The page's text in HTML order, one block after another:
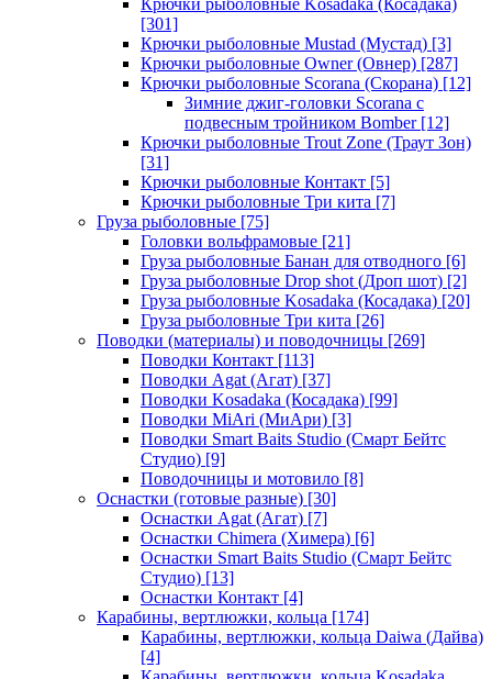
Крючки рыболовные Kosadaka (Косадака)
[301]
Крючки рыболовные Mustad (Мустад) [3]
Крючки рыболовные Owner (Овнер) [287]
Крючки рыболовные Scorana (Скорана) [12]
Зимние джиг-головки Scorana с
подвесным тройником Bomber[12]
Крючки рыболовные Trout Zone (Траут Зон)
[31]
Крючки рыболовные Контакт [5]
Крючки рыболовные Три кита [7]
Груза рыболовные [75]
Головки вольфрамовые [21]
Груза рыболовные Банан для отводного [6]
Груза рыболовные Drop shot (Дроп шот) [2]
Груза рыболовные Kosadaka (Косадака) [20]
Груза рыболовные Три кита [26]
Поводки (материалы) и поводочницы [269]
Поводки Контакт [113]
Поводки Agat (Агат) [37]
Поводки Kosadaka (Косадака) [99]
Поводки MiAri (МиАри) [3]
Поводки Smart Baits Studio (Смарт Бейтс
Студио) [9]
Поводочницы и мотовило [8]
Оснастки (готовые разные) [30]
Оснастки Agat (Агат) [7]
Оснастки Chimera (Химера) [6]
Оснастки Smart Baits Studio (Смарт Бейтс
Студио) [13]
Оснастки Контакт [4]
Карабины, вертлюжки, кольца [174]
Карабины, вертлюжки, кольца Daiwa (Дайва)
[4]